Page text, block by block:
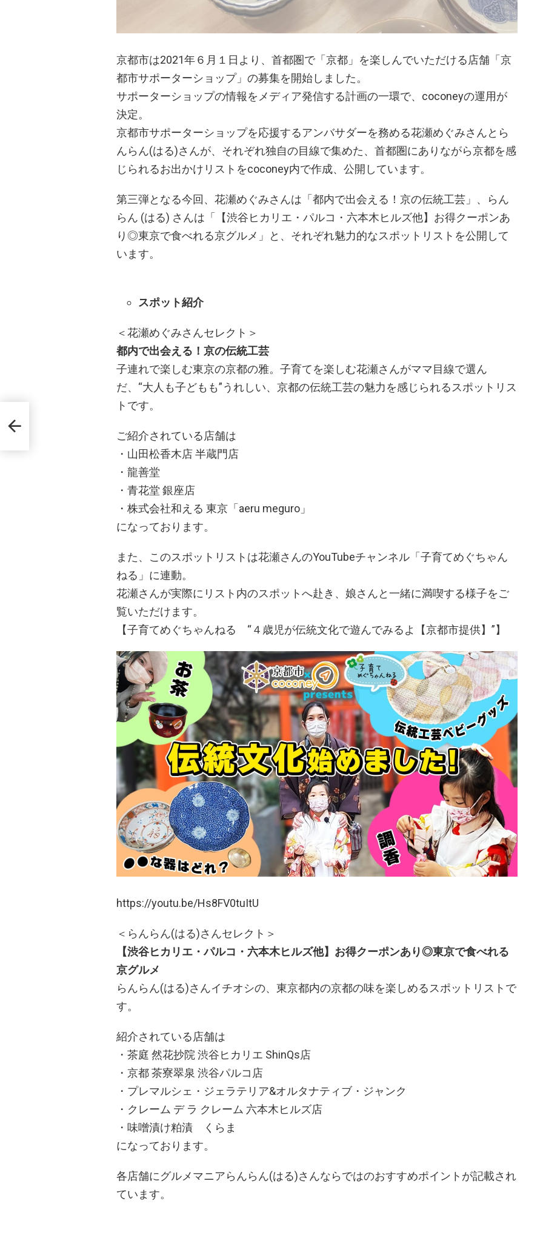
京都市は2021年６月１日より、首都圏で「京都」を楽しんでいただける店舗「京
都市サポーターショップ」の募集を開始しました。
サポーターショップの情報をメディア発信する計画の一環で、coconeyの運用が
決定。
京都市サポーターショップを応援するアンバサダーを務める花瀬めぐみさんとら
んらん(はる)さんが、それぞれ独自の目線で集めた、首都圏にありながら京都を感
じられるお出かけリストをcoconey内で作成、公開しています。
第三弾となる今回、花瀬めぐみさんは「都内で出会える！京の伝統工芸」、らん
らん (はる) さんは「【渋谷ヒカリエ・パルコ・六本木ヒルズ他】お得クーポンあ
り◎東京で食べれる京グルメ」と、それぞれ魅力的なスポットリストを公開して
います。
スポット紹介
＜花瀬めぐみさんセレクト＞
都内で出会える！京の伝統工芸
子連れで楽しむ東京の京都の雅。子育てを楽しむ花瀬さんがママ目線で選ん
だ、“大人も子どもも”うれしい、京都の伝統工芸の魅力を感じられるスポットリス
トです。
ご紹介されている店舗は
・山田松香木店 半蔵門店
・龍善堂
・青花堂 銀座店
・株式会社和える 東京「aeru meguro」
になっております。
また、このスポットリストは花瀬さんのYouTubeチャンネル「子育てめぐちゃん
ねる」に連動。
花瀬さんが実際にリスト内のスポットへ赴き、娘さんと一緒に満喫する様子をご
覧いただけます。
【子育てめぐちゃんねる “４歳児が伝統文化で遊んでみるよ【京都市提供】”】
https://youtu.be/Hs8FV0tuItU
＜らんらん(はる)さんセレクト＞
【渋谷ヒカリエ・パルコ・六本木ヒルズ他】お得クーポンあり◎東京で食べれる
京グルメ
らんらん(はる)さんイチオシの、東京都内の京都の味を楽しめるスポットリストで
す。
紹介されている店舗は
・茶庭 然花抄院 渋谷ヒカリエ ShinQs店
・京都 茶寮翠泉 渋谷パルコ店
・プレマルシェ・ジェラテリア&オルタナティブ・ジャンク
・クレーム デ ラ クレーム 六本木ヒルズ店
・味噌漬け粕漬 くらま
になっております。
各店舗にグルメマニアらんらん(はる)さんならではのおすすめポイントが記載され
ています。